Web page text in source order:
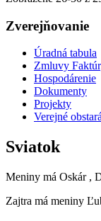
Zverejňovanie
Úradná tabula
Zmluvy
Hospodárenie
Dokumenty
Projekty
Verejné
Sviatok
Meniny má Oskár ,
Zajtra má meniny